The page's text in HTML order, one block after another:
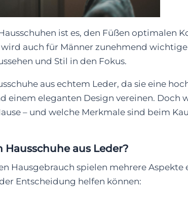
ist es, den Füßen optimalen
auch für Männer zunehmend
und Stil in den Fokus.
aus echtem Leder, da sie eine
einem eleganten Design vereinen. Doch
– und welche Merkmale sind beim
aus Leder?
Hausgebrauch spielen mehrere
Entscheidung helfen können: